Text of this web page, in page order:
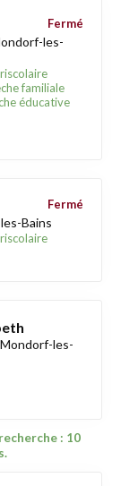
les-
familiale
éducative
Fermé
Bains
Fermé
les-
: 10